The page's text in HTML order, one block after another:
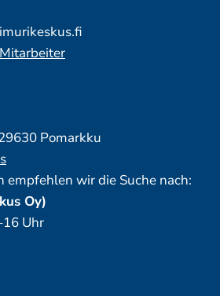
Pomarkku
empfehlen wir die Suche nach:
Oy)
Uhr